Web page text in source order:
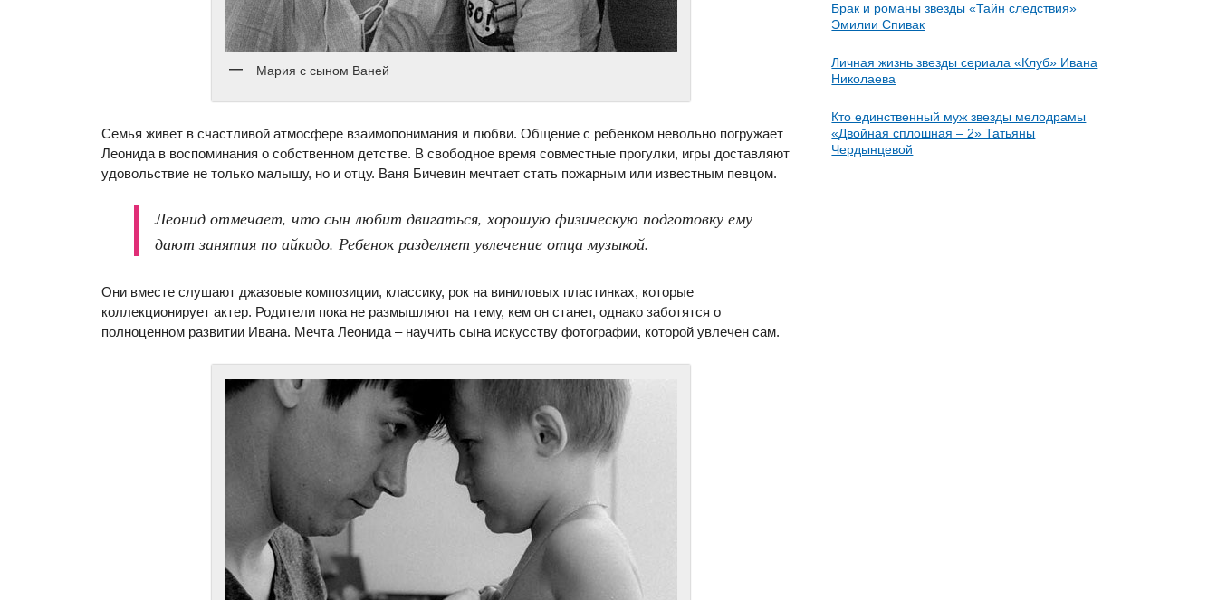
Мария с сыном Ваней
Семья живет в счастливой атмосфере взаимопонимания и любви. Общение с ребенком невольно погружает
Леонида в воспоминания о собственном детстве. В свободное время совместные прогулки, игры доставляют
удовольствие не только малышу, но и отцу. Ваня Бичевин мечтает стать пожарным или известным певцом.
Леонид отмечает, что сын любит двигаться, хорошую физическую подготовку ему
дают занятия по айкидо. Ребенок разделяет увлечение отца музыкой.
Они вместе слушают джазовые композиции, классику, рок на виниловых пластинках, которые
коллекционирует актер. Родители пока не размышляют на тему, кем он станет, однако заботятся о
полноценном развитии Ивана. Мечта Леонида – научить сына искусству фотографии, которой увлечен сам.
Брак и романы звезды «Тайн следствия»
Эмилии Спивак
Личная жизнь звезды сериала «Клуб» Ивана
Николаева
Кто единственный муж звезды мелодрамы
«Двойная сплошная – 2» Татьяны
Чердынцевой